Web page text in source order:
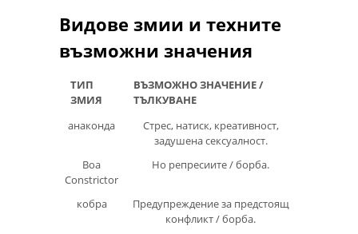
Видове змии и техните
възможни значения
ТИП
ЗМИЯ
ВЪЗМОЖНО ЗНАЧЕНИЕ /
ТЪЛКУВАНЕ
анаконда
Стрес, натиск, креативност,
задушена сексуалност.
Boa
Constrictor
Но репресиите / борба.
кобра
Предупреждение за предстоящ
конфликт / борба.